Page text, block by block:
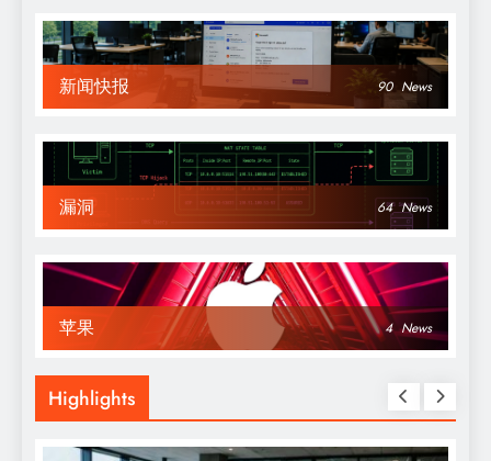
新闻快报 90 News
漏洞 64 News
苹果 4 News
Highlights